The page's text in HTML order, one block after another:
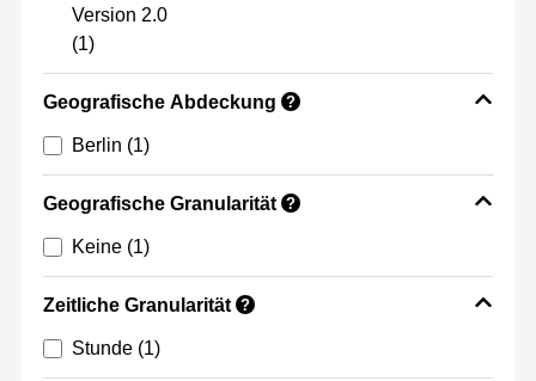
Version 2.0
(1)
Geografische Abdeckung ?
Berlin (1)
Geografische Granularität ?
Keine (1)
Zeitliche Granularität ?
Stunde (1)